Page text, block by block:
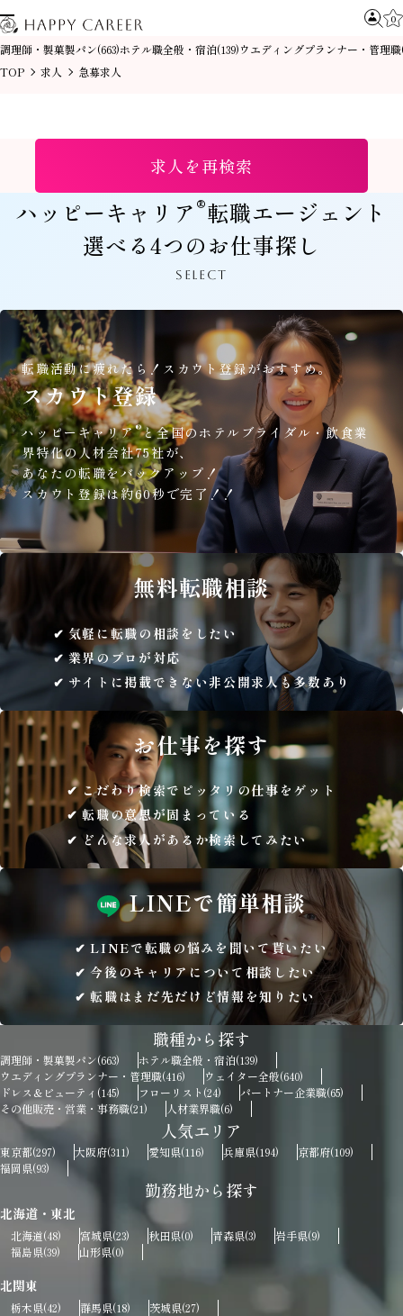
0
調理師・製菓製パン(663)ホテル職全般・宿泊(139)ウエディングプランナー・管理職
TOP 求人 急募求人
求人を再検索
ハッピーキャリア®転職エージェント
選べる4つのお仕事探し
SELECT
転職活動に疲れたら！ スカウト登録がおすすめ。
スカウト登録
ハッピーキャリア®と全国のホテルブライダル・飲食業
界特化の人材会社75社が、
あなたの転職をバックアップ！
スカウト登録は約60秒で完了！！
無料転職相談
気軽に転職の相談をしたい
業界のプロが対応
サイトに掲載できない非公開求人も多数あり
お仕事を探す
こだわり検索でピッタリの仕事をゲット
転職の意思が固まっている
どんな求人があるか検索してみたい
LINEで簡単相談
LINEで転職の悩みを聞いて貰いたい
今後のキャリアについて相談したい
転職はまだ先だけど情報を知りたい
職種から探す
調理師・製菓製パン(663) ホテル職全般・宿泊(139)
ウエディングプランナー・管理職(416) ウェイター全般(640)
ドレス＆ビューティ (145) フローリスト (24) パートナー企業職(65)
その他販売・営業・事務職(21) 人材業界職(6)
人気エリア
東京都(297) 大阪府(311) 愛知県(116) 兵庫県(194) 京都府(109)
福岡県(93)
勤務地から探す
北海道・東北
北海道(48) 宮城県(23) 秋田県(0) 青森県(3) 岩手県(9)
福島県(39) 山形県(0)
北関東
栃木県(42) 群馬県(18) 茨城県(27)